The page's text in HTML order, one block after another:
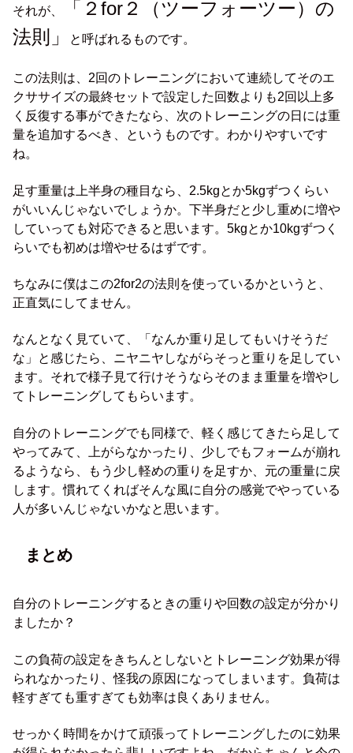
それが、
「２for２（ツーフォーツー）の
法則」
と呼ばれるものです。
この法則は、2回のトレーニングにおいて連続してそのエ
クササイズの最終セットで設定した回数よりも2回以上多
く反復する事ができたなら、次のトレーニングの日には重
量を追加するべき、というものです。わかりやすいです
ね。
足す重量は上半身の種目なら、2.5kgとか5kgずつくらい
がいいんじゃないでしょうか。下半身だと少し重めに増や
していっても対応できると思います。5kgとか10kgずつく
らいでも初めは増やせるはずです。
ちなみに僕はこの2for2の法則を使っているかというと、
正直気にしてません。
なんとなく見ていて、「なんか重り足してもいけそうだ
な」と感じたら、ニヤニヤしながらそっと重りを足してい
ます。それで様子見て行けそうならそのまま重量を増やし
てトレーニングしてもらいます。
自分のトレーニングでも同様で、軽く感じてきたら足して
やってみて、上がらなかったり、少しでもフォームが崩れ
るようなら、もう少し軽めの重りを足すか、元の重量に戻
します。慣れてくればそんな風に自分の感覚でやっている
人が多いんじゃないかなと思います。
まとめ
自分のトレーニングするときの重りや回数の設定が分かり
ましたか？
この負荷の設定をきちんとしないとトレーニング効果が得
られなかったり、怪我の原因になってしまいます。負荷は
軽すぎても重すぎても効率は良くありません。
せっかく時間をかけて頑張ってトレーニングしたのに効果